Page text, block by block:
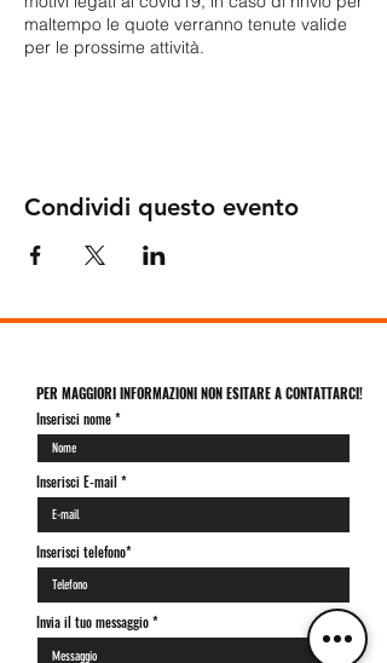
maltempo le quote verranno tenute valide
per le prossime attività.
Condividi questo evento
PER MAGGIORI INFORMAZIONI NON ESITARE A CONTATTARCI!
Inserisci nome
Inserisci E-mail
Inserisci telefono*
Invia il tuo messaggio